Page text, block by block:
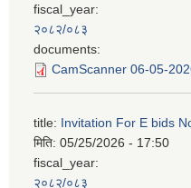
fiscal_year:
२०८२/०८३
documents:
CamScanner 06-05-
title: Invitation For E bids
मिति: 05/25/2026 - 17:50
fiscal_year:
२०८२/०८३